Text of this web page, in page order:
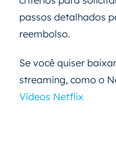
passos detalhados
reembolso.
Se você quiser
streaming, como o
Vídeos Netflix